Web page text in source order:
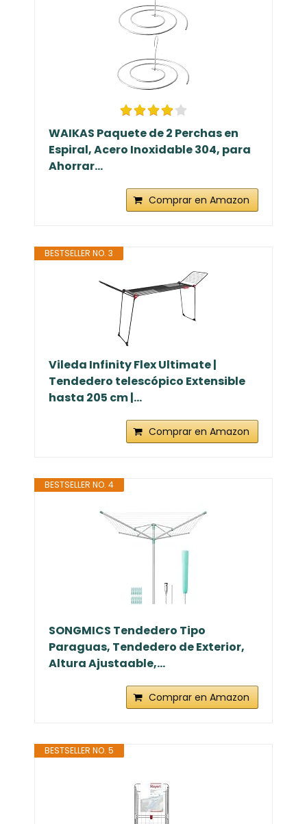
WAIKAS Paquete de 2 Perchas en
Espiral, Acero Inoxidable 304, para
Ahorrar...
Comprar en Amazon
BESTSELLER NO. 3
Vileda Infinity Flex Ultimate |
Tendedero telescópico Extensible
hasta 205 cm |...
Comprar en Amazon
BESTSELLER NO. 4
SONGMICS Tendedero Tipo
Paraguas, Tendedero de Exterior,
Altura Ajustaable,...
Comprar en Amazon
BESTSELLER NO. 5